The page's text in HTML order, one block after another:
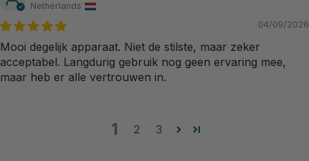
Netherlands
04/09/2026
Mooi degelijk apparaat. Niet de stilste, maar zeker
acceptabel. Langdurig gebruik nog geen ervaring mee,
maar heb er alle vertrouwen in.
1 2 3